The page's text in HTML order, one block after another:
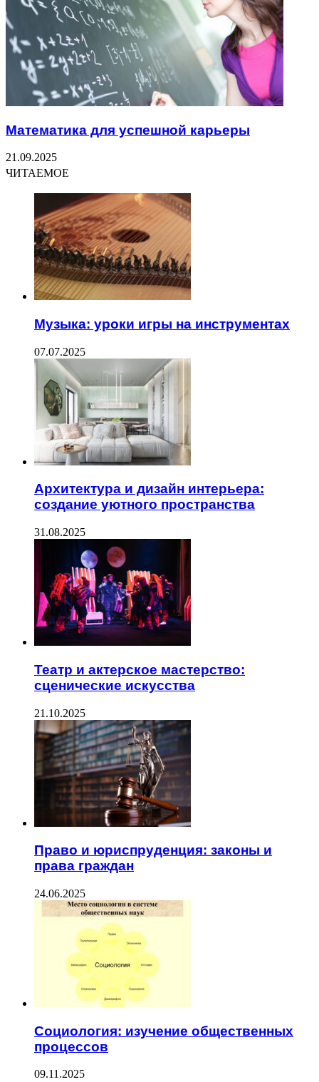
Математика для успешной карьеры
21.09.2025
ЧИТАЕМОЕ
Музыка: уроки игры на инструментах
07.07.2025
Архитектура и дизайн интерьера:
создание уютного пространства
31.08.2025
Театр и актерское мастерство:
сценические искусства
21.10.2025
Право и юриспруденция: законы и
права граждан
24.06.2025
Социология: изучение общественных
процессов
09.11.2025